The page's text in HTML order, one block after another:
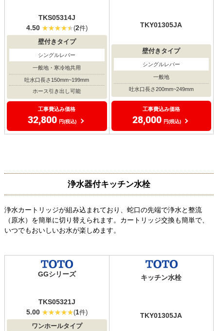
TKS05314J
4.50
(2件)
壁付きタイプ
シングルレバー
一般地・寒冷地共用
吐水口長さ150mm~199mm
ホース引き出し可能
工事費込み価格
32,800 円(税込)
TKY01305JA
壁付きタイプ
シングルレバー
一般地
吐水口長さ200mm~249mm
工事費込み価格
28,000 円(税込)
浄水器付キッチン水栓
浄水カートリッジが組み込まれており、蛇口の先端で浄水と整流
（原水）を簡単に切り替えられます。カートリッジ交換も簡単で、
いつでもおいしいお水が楽しめます。
GGシリーズ
TKS05321J
5.00
(1件)
ワンホールタイプ
キッチン水栓
TKY01305JA